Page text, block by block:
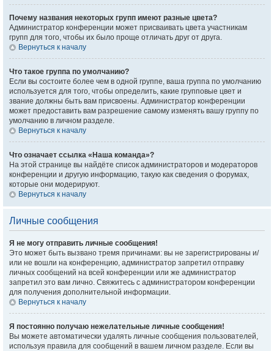
Почему названия некоторых групп имеют разные цвета?
Администратор конференции может присваивать цвета участникам
групп для того, чтобы их было проще отличать друг от друга.
Вернуться к началу
Что такое группа по умолчанию?
Если вы состоите более чем в одной группе, ваша группа по умолчанию
используется для того, чтобы определить, какие групповые цвет и
звание должны быть вам присвоены. Администратор конференции
может предоставить вам разрешение самому изменять вашу группу по
умолчанию в личном разделе.
Вернуться к началу
Что означает ссылка «Наша команда»?
На этой странице вы найдёте список администраторов и модераторов
конференции и другую информацию, такую как сведения о форумах,
которые они модерируют.
Вернуться к началу
Личные сообщения
Я не могу отправить личные сообщения!
Это может быть вызвано тремя причинами: вы не зарегистрированы и/
или не вошли на конференцию, администратор запретил отправку
личных сообщений на всей конференции или же администратор
запретил это вам лично. Свяжитесь с администратором конференции
для получения дополнительной информации.
Вернуться к началу
Я постоянно получаю нежелательные личные сообщения!
Вы можете автоматически удалять личные сообщения пользователей,
используя правила для сообщений в вашем личном разделе. Если вы